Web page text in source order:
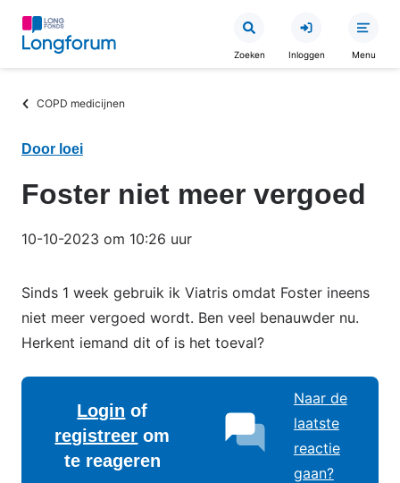
Overslaan
inhoud
Zoeken Inloggen Menu
Kruimelpad
COPD medicijnen
Door loei
Foster niet meer vergoed
10-10-2023 om 10:26 uur
Sinds 1 week gebruik ik Viatris omdat Foster ineens
niet meer vergoed wordt. Ben veel benauwder nu.
Herkent iemand dit of is het toeval?
Login of
registreer om
te reageren
Naar de
laatste
reactie
gaan?